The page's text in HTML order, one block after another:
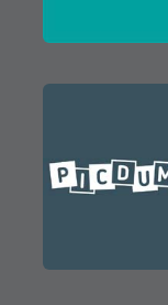
Schöne Idee:
Lese